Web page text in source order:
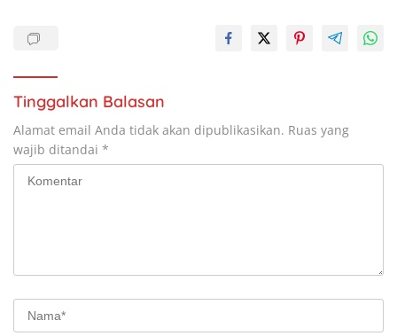
Tinggalkan Balasan
Alamat email Anda tidak akan dipublikasikan. Ruas yang
wajib ditandai *